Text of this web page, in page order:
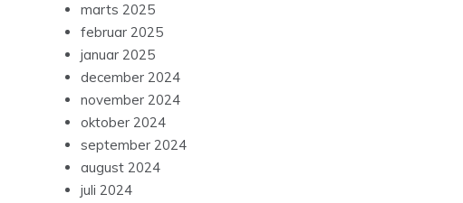
marts 2025
februar 2025
januar 2025
december 2024
november 2024
oktober 2024
september 2024
august 2024
juli 2024